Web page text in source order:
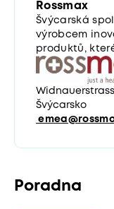
Rossmax
Švýcarská
výrobcem
produktů,
Švýcarsko
Poradna